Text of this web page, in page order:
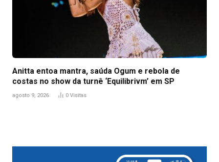
Anitta entoa mantra, saúda Ogum e rebola de
costas no show da turnê ‘Equilibrivm’ em SP
agosto 9, 2026 0 Visitas